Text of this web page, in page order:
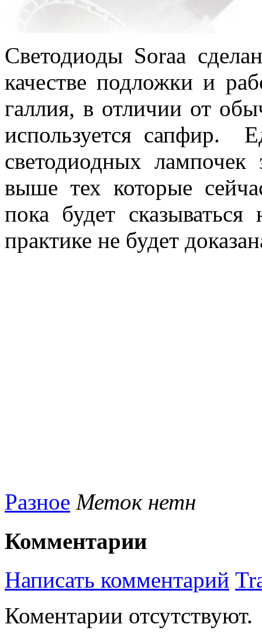
Светодиоды Soraa
качестве подложки и
галлия, в отличии от
используется сапфир.
светодиодных
выше тех которые
пока будет
практике не будет
Разное Меток нетн
Комментарии
Написать комментарий
Коментарии отсутствуют.